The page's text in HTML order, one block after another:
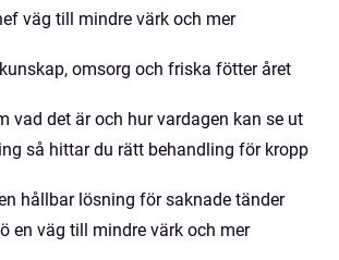
väg till mindre värk och mer
omsorg och friska fötter året
vad det är och hur vardagen kan se ut
så hittar du rätt behandling för kropp
hållbar lösning för saknade tänder
en väg till mindre värk och mer